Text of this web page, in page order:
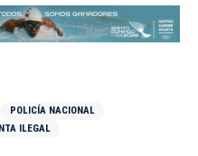
POLICÍA NACIONAL
ILEGAL